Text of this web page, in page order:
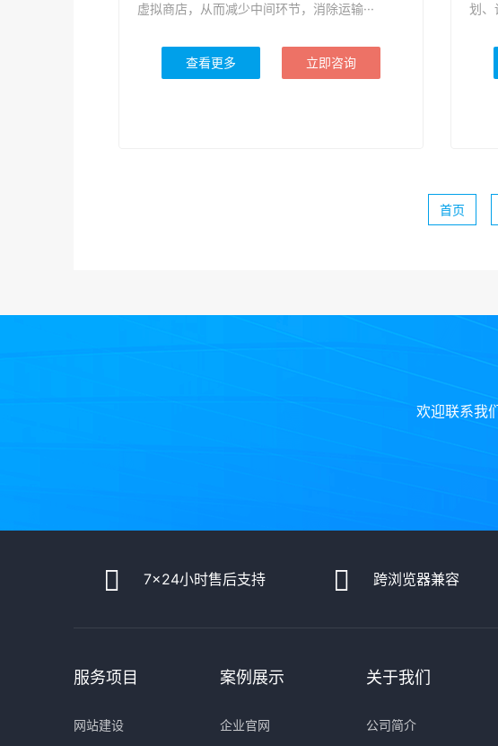
虚拟商店，从而减少中间环节，消除运输···
查看更多 立即咨询
划、
首页
欢迎联系我
7x24小时售后支持 跨浏览器兼容
服务项目
网站建设
案例展示
企业官网
关于我们
公司简介